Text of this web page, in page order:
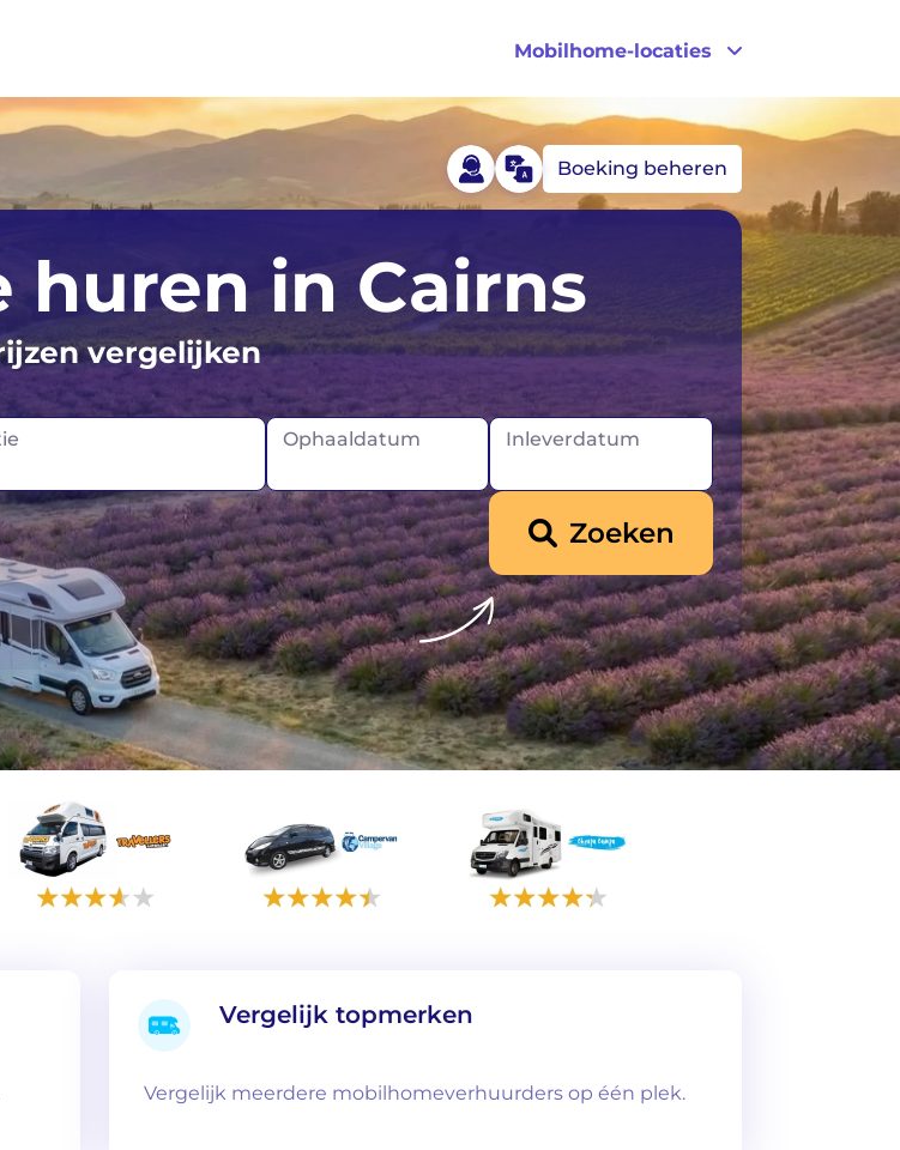
Mobilhome-locaties
Christchurch
Queenstown
Wellington
Duitsland
IJsland
Ierland
Noorwegen
VS
Boeking beheren
huren in Cairns
vergelijken
Ophaaldatum Inleverdatum
Zoeken
Vergelijk topmerken
Vergelijk meerdere mobilhomeverhuurders op één plek.